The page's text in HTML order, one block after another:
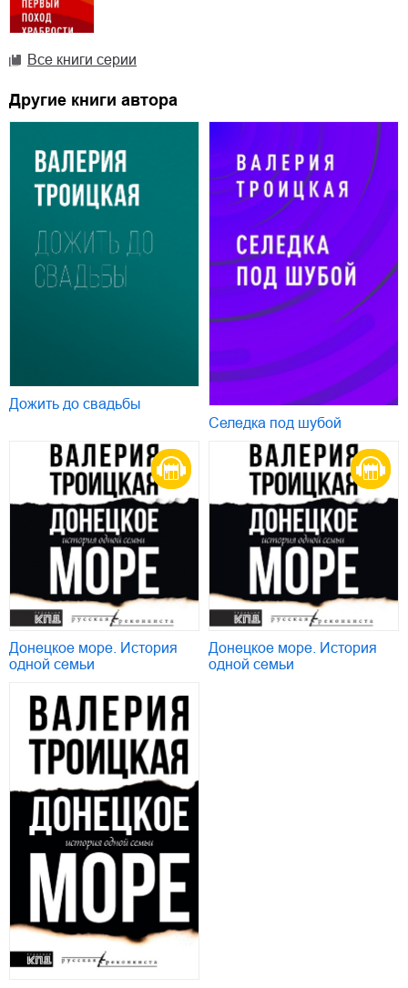
Все книги серии
Другие книги автора
Дожить до свадьбы
Селедка под шубой
Донецкое море. История
одной семьи
Донецкое море. История
одной семьи